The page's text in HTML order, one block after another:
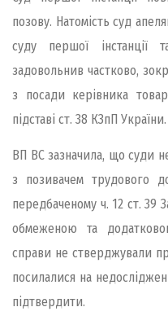
позову. Натомість суд
суду першої
задовольнив частково,
з посади керівника
підставі ст. 38 КЗпП України.
ВП ВС зазначила, що суди
з позивачем трудового
передбаченому ч. 12 ст. 39
обмеженою та
справи не стверджували
посилалися на
підтвердити.